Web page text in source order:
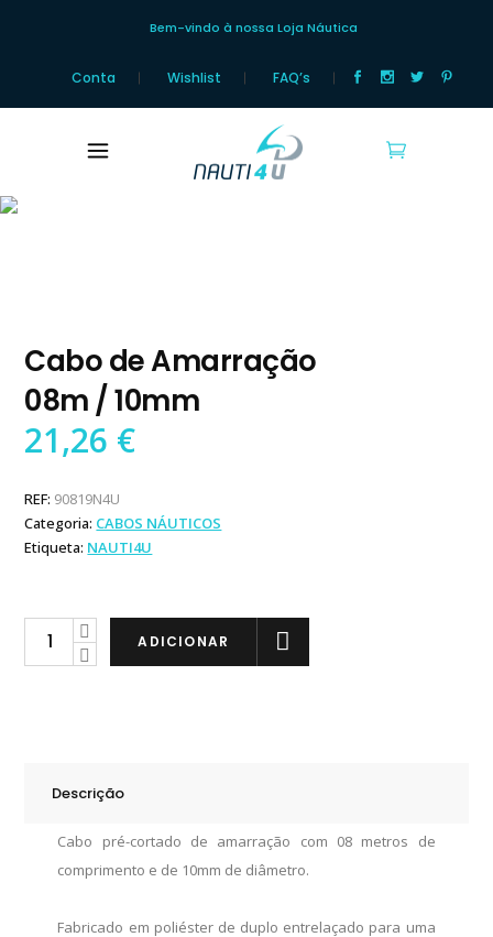
Bem-vindo à nossa Loja Náutica
Conta Wishlist FAQ’s
Cabo de Amarração
08m / 10mm
21,26 €
REF: 90819N4U
Categoria: CABOS NÁUTICOS
Etiqueta: NAUTI4U
Cabo
quantity
ADICIONAR
Descrição
Cabo pré-cortado de amarração com 08 metros de
comprimento e de 10mm de diâmetro.
Fabricado em poliéster de duplo entrelaçado para uma